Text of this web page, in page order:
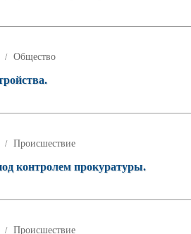
/ Общество
/ Происшествие
контролем прокуратуры.
/ Происшествие